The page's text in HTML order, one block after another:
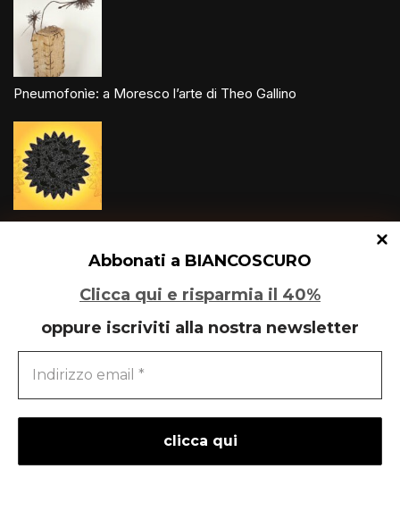
Abbonati a BIANCOSCURO
Clicca qui e risparmia il 40%
oppure iscriviti alla nostra newsletter
Pneumofonìe: a Moresco l’arte di Theo Gallino
Un glitch quantico tra Varese e Maleo
liberementi
- idee per la comunicazione
Neve| Powered byWordPress